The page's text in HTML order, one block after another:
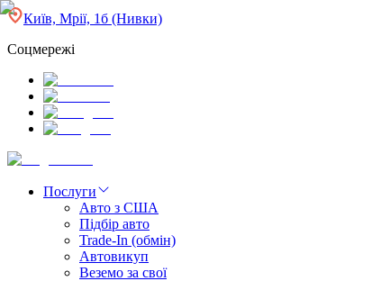
Київ, Мрії, 1б (Нивки)
Соцмережі
Послуги
Авто з США
Підбір авто
Trade-In (обмін)
Автовикуп
Веземо за свої